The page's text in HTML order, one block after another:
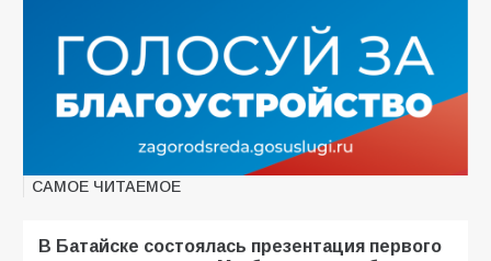
САМОЕ ЧИТАЕМОЕ
В Батайске состоялась презентация первого